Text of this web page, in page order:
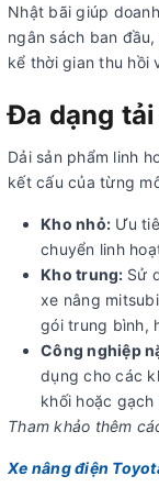
Nhật bãi giúp
ngân sách ban
kể thời gian thu hồi
Đa dạng
Dải sản phẩm linh
kết cấu của từng
Kho nhỏ: Ưu
chuyển linh
Kho trung: Sử
xe nâng
gói trung bình,
Công nghiệp
dụng cho các
khối hoặc
Tham khảo thêm
Xe nâng điện